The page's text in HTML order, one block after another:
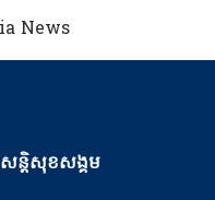
សន្តិសុខសង្គម